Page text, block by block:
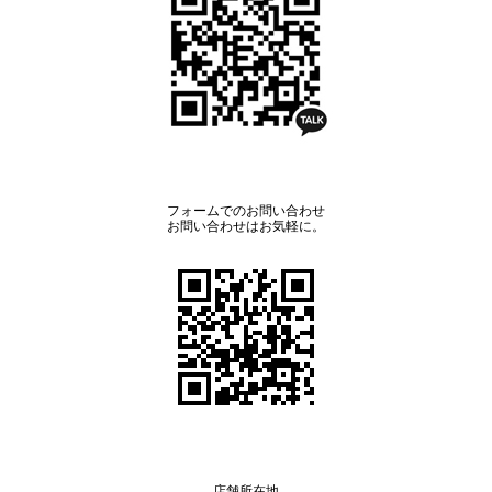
フォームでのお問い合わせ
お問い合わせはお気軽に。